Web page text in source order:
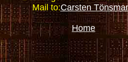
Mail to:Carsten
Home